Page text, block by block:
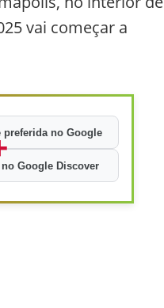
vai começar a
no Google
Google Discover